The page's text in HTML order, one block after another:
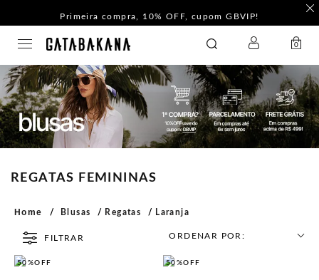
Primeira compra, 10% OFF, cupom GBVIP!
GATABAKANA 0
REGATAS FEMININAS
Home Blusas Regatas Laranja
FILTRAR ORDENAR POR:
50%OFF 50%OFF